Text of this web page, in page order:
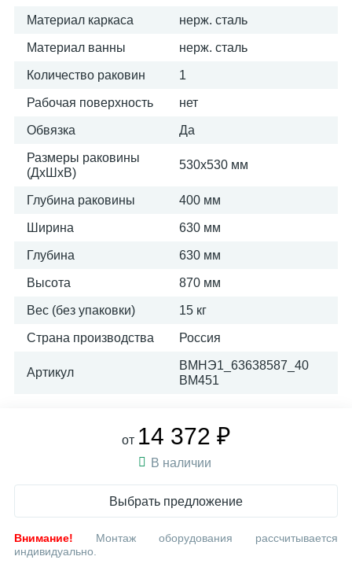
Материал каркаса нерж. сталь
Материал ванны нерж. сталь
Количество раковин 1
Рабочая поверхность нет
Обвязка Да
Размеры раковины
(ДхШхВ)
530х530 мм
Глубина раковины 400 мм
Ширина 630 мм
Глубина 630 мм
Высота 870 мм
Вес (без упаковки) 15 кг
Страна производства Россия
Артикул
ВМНЭ1_63638587_40
ВМ451
от 14 372 ₽
В наличии
Выбрать предложение
Внимание! Монтаж оборудования рассчитывается
индивидуально.